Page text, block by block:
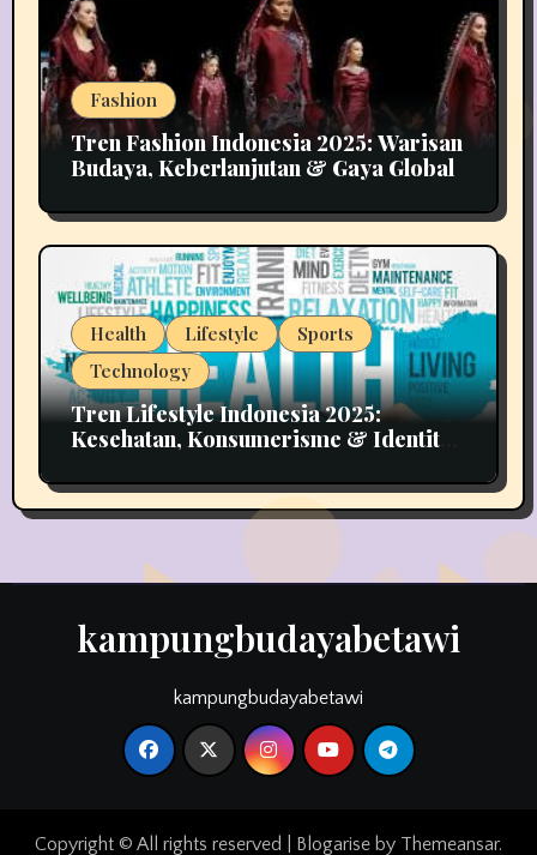
Fashion
Tren Fashion Indonesia 2025: Warisan
Budaya, Keberlanjutan & Gaya Global
Health Lifestyle
Sports
Technology
Tren Lifestyle Indonesia 2025:
Kesehatan, Konsumerisme & Identitas
kampungbudayabetawi
kampungbudayabetawi
Copyright © All rights reserved Blogarise by Themeansar.